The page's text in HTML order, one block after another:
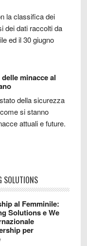
la classifica dei
dei dati raccolti da
ed il 30 giugno
minacce al
della sicurezza
si stanno
attuali e future.
SOLUTIONS
al Femminile:
Solutions e We
per